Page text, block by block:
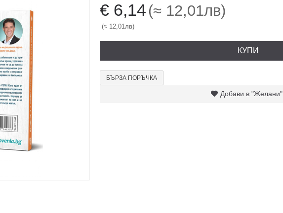
€ 6,14 (≈ 12,01лв)
(≈ 12,01лв)
КУПИ
БЪРЗА ПОРЪЧКА
Добави в "Желани"